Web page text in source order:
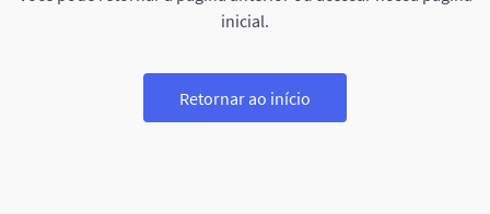
inicial.
Retornar ao início